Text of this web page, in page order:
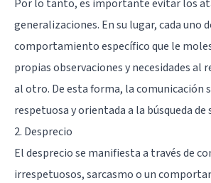
Por lo tanto, es importante evitar los
generalizaciones. En su lugar, cada uno
comportamiento específico que le
propias observaciones y necesidades al
al otro. De esta forma, la comunicación
respetuosa y orientada a la búsqueda de
2. Desprecio
El desprecio se manifiesta a través de
irrespetuosos, sarcasmo o un